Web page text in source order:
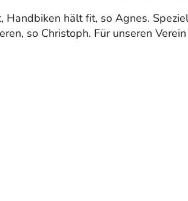
hält fit, so Agnes.
so Christoph. Für unseren